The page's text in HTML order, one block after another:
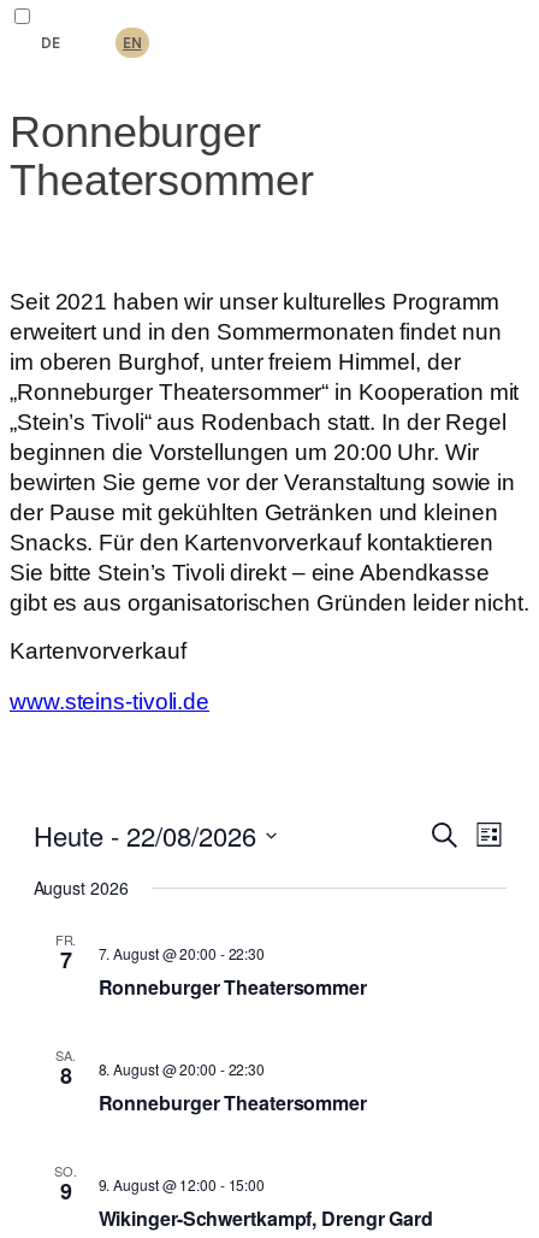
DE EN
Ronneburger
Theatersommer
Seit 2021 haben wir unser kulturelles Programm
erweitert und in den Sommermonaten findet nun
im oberen Burghof, unter freiem Himmel, der
„Ronneburger Theatersommer“ in Kooperation mit
„Stein’s Tivoli“ aus Rodenbach statt. In der Regel
beginnen die Vorstellungen um 20:00 Uhr. Wir
bewirten Sie gerne vor der Veranstaltung sowie in
der Pause mit gekühlten Getränken und kleinen
Snacks. Für den Kartenvorverkauf kontaktieren
Sie bitte Stein’s Tivoli direkt – eine Abendkasse
gibt es aus organisatorischen Gründen leider nicht.
Kartenvorverkauf
www.steins-tivoli.de
Suche
Liste
Heute - 22/08/2026
wählen.
August 2026
FR.
7 7. August @ 20:00 -22:30
Ronneburger Theatersommer
SA.
8 8. August @ 20:00 -22:30
Ronneburger Theatersommer
SO.
9 9. August @ 12:00 - 15:00
Wikinger-Schwertkampf, Drengr Gard